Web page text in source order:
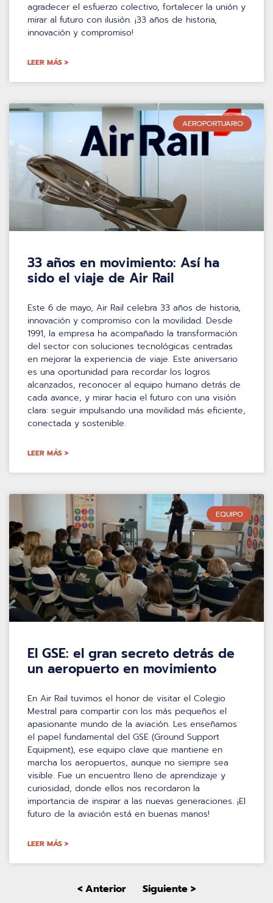
agradecer el esfuerzo colectivo, fortalecer la unión y
mirar al futuro con ilusión. ¡33 años de historia,
innovación y compromiso!
LEER MÁS >
AEROPORTUARIO
33 años en movimiento: Así ha
sido el viaje de Air Rail
Este 6 de mayo, Air Rail celebra 33 años de historia,
innovación y compromiso con la movilidad. Desde
1991, la empresa ha acompañado la transformación
del sector con soluciones tecnológicas centradas
en mejorar la experiencia de viaje. Este aniversario
es una oportunidad para recordar los logros
alcanzados, reconocer al equipo humano detrás de
cada avance, y mirar hacia el futuro con una visión
clara: seguir impulsando una movilidad más eficiente,
conectada y sostenible.
LEER MÁS >
EQUIPO
El GSE: el gran secreto detrás de
un aeropuerto en movimiento
En Air Rail tuvimos el honor de visitar el Colegio
Mestral para compartir con los más pequeños el
apasionante mundo de la aviación. Les enseñamos
el papel fundamental del GSE (Ground Support
Equipment), ese equipo clave que mantiene en
marcha los aeropuertos, aunque no siempre sea
visible. Fue un encuentro lleno de aprendizaje y
curiosidad, donde ellos nos recordaron la
importancia de inspirar a las nuevas generaciones. ¡El
futuro de la aviación está en buenas manos!
LEER MÁS >
< Anterior Siguiente >